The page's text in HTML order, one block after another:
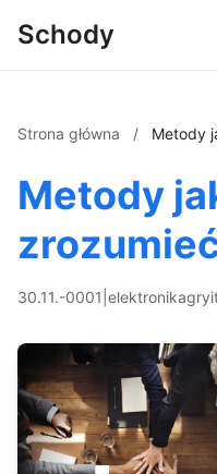
Schody
Strona główna / Metody
Metody
30.11.-0001 elektronikagry